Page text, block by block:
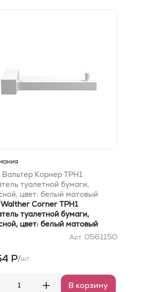
Корнер TPH1
туалетной бумаги,
цвет: белый матовый
ПО ЗАПРОСУCorner TPH1
туалетной бумаги,
цвет: белый матовый
Арт. 0561150
Р/шт
+ В корзину